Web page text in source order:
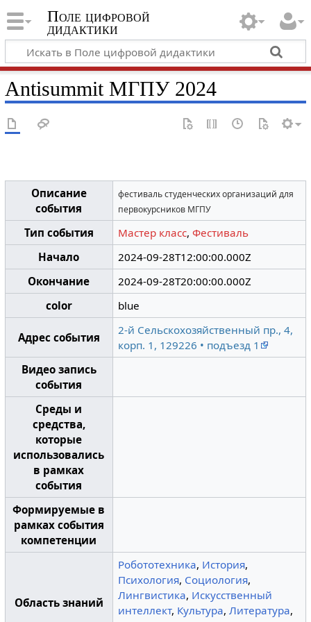
Поле цифровой
дидактики
Antisummit МГПУ 2024
Описание
события
фестиваль студенческих организаций для
первокурсников МГПУ
Тип события Мастер класс,Фестиваль
Начало
2024-09-28T12:00:00.000Z
Окончание
2024-09-28T20:00:00.000Z
color
blue
Адрес события
2-й Сельскохозяйственный пр., 4,
корп. 1, 129226 • подъезд 1
Видео запись
события
Среды и
средства,
которые
использовались
в рамках
события
Формируемые в
рамках события
компетенции
Область знаний
Робототехника, История,
Психология, Социология,
Лингвистика, Искусственный
интеллект, Культура,Литература,